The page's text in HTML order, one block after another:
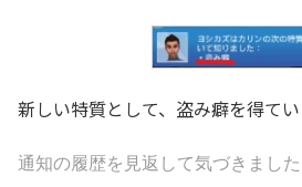
新しい特質として、盗み癖を得てい
通知の履歴を見返して気づきました